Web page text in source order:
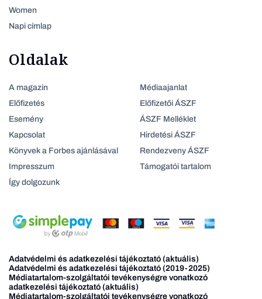
Women
Napi címlap
Oldalak
A magazin
Előfizetés
Esemény
Kapcsolat
Könyvek a Forbes ajánlásával
Impresszum
Így dolgozunk
Médiaajanlat
Előfizetői ÁSZF
ÁSZF Melléklet
Hirdetési ÁSZF
Rendezveny ÁSZF
Támogatói tartalom
Adatvédelmi és adatkezelési tájékoztató (aktuális)
Adatvédelmi és adatkezelési tájékoztató (2019-2025)
Médiatartalom-szolgáltatói tevékenységre vonatkozó
adatkezelési tájékoztató (aktuális)
Médiatartalom-szolgáltatói tevékenységre vonatkozó